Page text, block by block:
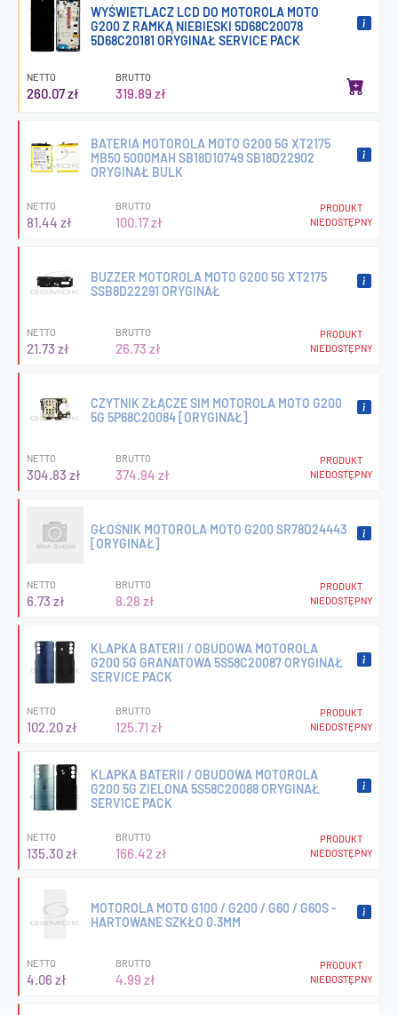
WYŚWIETLACZ LCD DO MOTOROLA MOTO
G200 Z RAMKĄ NIEBIESKI 5D68C20078
5D68C20181 ORYGINAŁ SERVICE PACK
NETTO
260.07 zł
BRUTTO
319.89 zł
BATERIA MOTOROLA MOTO G200 5G XT2175
MB50 5000MAH SB18D10749 SB18D22902
ORYGINAŁ BULK
NETTO
81.44 zł
BRUTTO
100.17 zł
PRODUKT
NIEDOSTĘPNY
BUZZER MOTOROLA MOTO G200 5G XT2175
SSB8D22291 ORYGINAŁ
NETTO
21.73 zł
BRUTTO
26.73 zł
PRODUKT
NIEDOSTĘPNY
CZYTNIK ZŁĄCZE SIM MOTOROLA MOTO G200
5G 5P68C20084 [ORYGINAŁ]
NETTO
304.83 zł
BRUTTO
374.94 zł
PRODUKT
NIEDOSTĘPNY
GŁOŚNIK MOTOROLA MOTO G200 SR78D24443
[ORYGINAŁ]
NETTO
6.73 zł
BRUTTO
8.28 zł
PRODUKT
NIEDOSTĘPNY
KLAPKA BATERII / OBUDOWA MOTOROLA
G200 5G GRANATOWA 5S58C20087 ORYGINAŁ
SERVICE PACK
NETTO
102.20 zł
BRUTTO
125.71 zł
PRODUKT
NIEDOSTĘPNY
KLAPKA BATERII / OBUDOWA MOTOROLA
G200 5G ZIELONA 5S58C20088 ORYGINAŁ
SERVICE PACK
NETTO
135.30 zł
BRUTTO
166.42 zł
PRODUKT
NIEDOSTĘPNY
MOTOROLA MOTO G100 / G200 / G60 / G60S -
HARTOWANE SZKŁO 0.3MM
NETTO
4.06 zł
BRUTTO
4.99 zł
PRODUKT
NIEDOSTĘPNY